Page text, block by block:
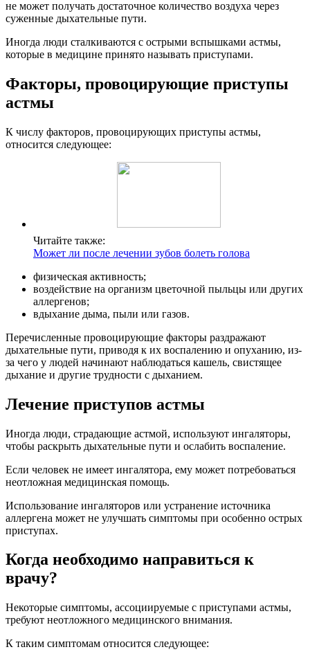
не может получать достаточное количество воздуха через
суженные дыхательные пути.
Иногда люди сталкиваются с острыми вспышками астмы,
которые в медицине принято называть приступами.
Факторы, провоцирующие приступы
астмы
К числу факторов, провоцирующих приступы астмы,
относится следующее:
Читайте также:
Может ли после лечении зубов болеть голова
физическая активность;
воздействие на организм цветочной пыльцы или других
аллергенов;
вдыхание дыма, пыли или газов.
Перечисленные провоцирующие факторы раздражают
дыхательные пути, приводя к их воспалению и опуханию, из-
за чего у людей начинают наблюдаться кашель, свистящее
дыхание и другие трудности с дыханием.
Лечение приступов астмы
Иногда люди, страдающие астмой, используют ингаляторы,
чтобы раскрыть дыхательные пути и ослабить воспаление.
Если человек не имеет ингалятора, ему может потребоваться
неотложная медицинская помощь.
Использование ингаляторов или устранение источника
аллергена может не улучшать симптомы при особенно острых
приступах.
Когда необходимо направиться к
врачу?
Некоторые симптомы, ассоциируемые с приступами астмы,
требуют неотложного медицинского внимания.
К таким симптомам относится следующее: